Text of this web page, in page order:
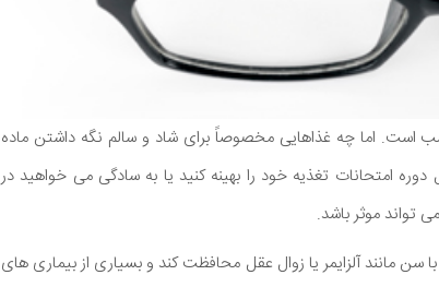
اما چه غذاهایی مخصوصاً برای شاد و سالم نگه داشتن ماده
امتحانات تغذیه خود را بهینه کنید یا به سادگی می خواهید در
تواند موثر باشد.
سن مانند آلزایمر یا زوال عقل محافظت کند و بسیاری از بیماری های